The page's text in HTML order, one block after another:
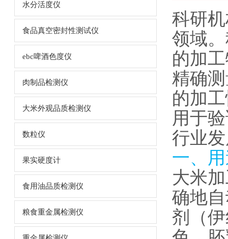
水分活度仪
食品真空密封性测试仪
ebc啤酒色度仪
肉制品检测仪
大米外观品质检测仪
数粒仪
果实硬度计
食用油品质检测仪
粮食重金属检测仪
科研
领域
的加
精确
的加
用于
行业
一、
大米
确地
剂（